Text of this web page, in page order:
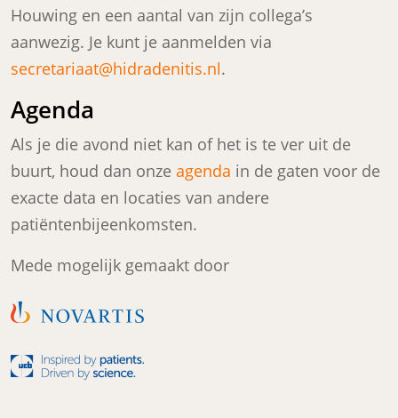
Houwing en een aantal van zijn collega’s
aanwezig. Je kunt je aanmelden via
secretariaat@hidradenitis.nl.
Agenda
Als je die avond niet kan of het is te ver uit de
buurt, houd dan onze agenda in de gaten voor de
exacte data en locaties van andere
patiëntenbijeenkomsten.
Mede mogelijk gemaakt door